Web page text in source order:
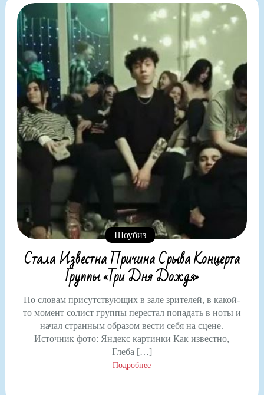
Шоубиз
Стала Известна Причина Срыва Концерта
Группы «Три Дня Дождя»
По словам присутствующих в зале зрителей, в какой-
то момент солист группы перестал попадать в ноты и
начал странным образом вести себя на сцене.
Источник фото: Яндекс картинки Как известно,
Глеба […]
Подробнее